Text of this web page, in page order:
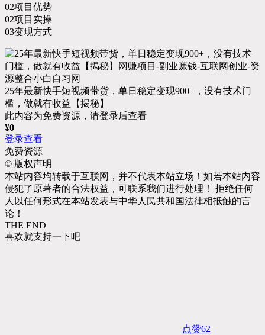
02项目优势
02项目实操
03变现方式
25年最新快手短视频带货，单日稳定变现900+，没有技术门
槛，做就有收益【揭秘】
此内容为免费资源，请登录后查看
¥0
登录查看
免费资源
© 版权声明
本站内容均转载于互联网，并不代表本站立场！如若本站内容
侵犯了原著者的合法权益，可联系我们进行处理！ 拒绝任何
人以任何形式在本站发表与中华人民共和国法律相抵触的言
论！
THE END
喜欢就支持一下吧
点赞62